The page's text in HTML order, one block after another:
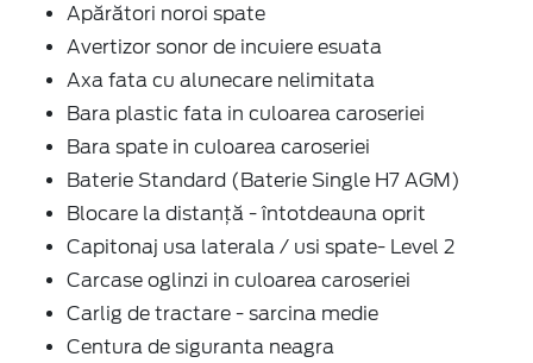
Apărători noroi spate
Avertizor sonor de incuiere esuata
Axa fata cu alunecare nelimitata
Bara plastic fata in culoarea caroseriei
Bara spate in culoarea caroseriei
Baterie Standard (Baterie Single H7 AGM)
Blocare la distanță - întotdeauna oprit
Capitonaj usa laterala / usi spate- Level 2
Carcase oglinzi in culoarea caroseriei
Carlig de tractare - sarcina medie
Centura de siguranta neagra